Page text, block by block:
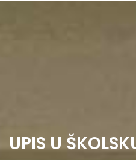
UPIS U